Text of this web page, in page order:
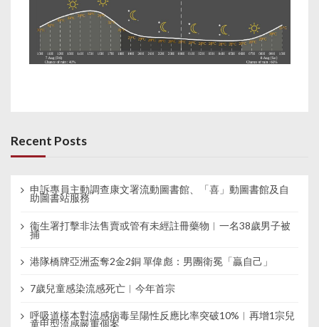
Recent Posts
申訴專員主動調查康文署流動圖書館、「喜」動圖書館及自
助圖書站服務
衞生署打擊非法售賣或管有未經註冊藥物︱一名38歲男子被
捕
港隊橋牌亞洲盃奪2金2銅 單偉彪：男團衛冕「贏自己」
7歲兒童感染流感死亡︱今年首宗
呼吸道樣本對流感病毒呈陽性反應比率突破10%︱再增1宗兒
童甲型流感嚴重個案